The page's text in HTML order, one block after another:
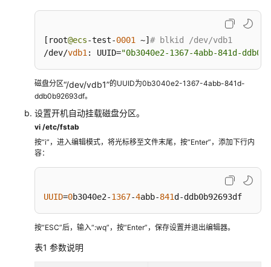
[ root@ecs-test-0001 ~] # blkid /dev/vdb1
/dev/vdb1 : UUID="0b3040e2-1367-4abb-841d-
磁盘分区“/dev/vdb1”的UUID为0b3040e2-1367-4abb-841d-
ddb0b92693df。
设置开机自动挂载磁盘分区。
vi /etc/fstab
按“i”，进入编辑模式，将光标移至文件末尾，按“Enter”，添加下行内
容：
UUID=0b3040e2-1367-4abb-841d-ddb0b92693df
按“ESC”后，输入“:wq”，按“Enter”，保存设置并退出编辑器。
表1 参数说明